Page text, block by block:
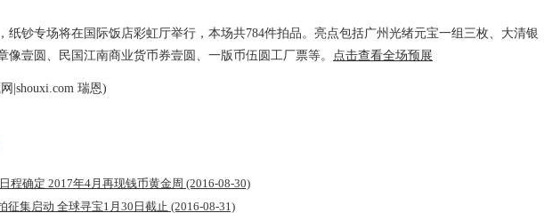
纸钞专场将在国际饭店彩虹厅举行，本场共784件拍品。亮点包括广州光绪元宝一组三枚、大清银
像壹圆、民国江南商业货币券壹圆、一版币伍圆工厂票等。 点击查看全场预展
|shouxi.com 瑞恩)
程确定 2017年4月再现钱币黄金周 (2016-08-30)
征集启动 全球寻宝1月30日截止 (2016-08-31)